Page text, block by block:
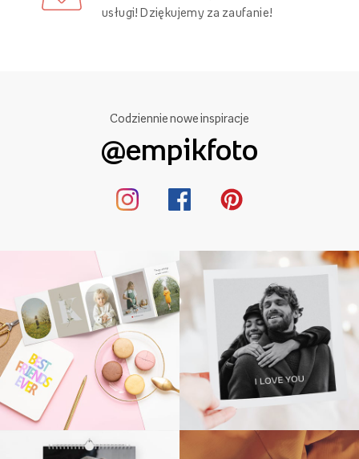
usługi! Dziękujemy za zaufanie!
Codziennie nowe inspiracje
@empikfoto